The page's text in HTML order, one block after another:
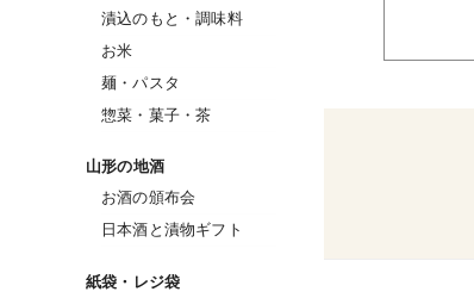
漬込のもと・調味料
お米
麺・パスタ
惣菜・菓子・茶
山形の地酒
お酒の頒布会
日本酒と漬物ギフト
紙袋・レジ袋